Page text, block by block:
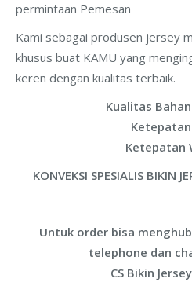
permintaan Pemesan
Kami sebagai produsen jersey
khusus buat KAMU yang
keren dengan kualitas terbaik.
Kualitas
Ketepatan
Ketepatan
KONVEKSI SPESIALIS BIKIN
Untuk order bisa
telephone dan
CS Bikin